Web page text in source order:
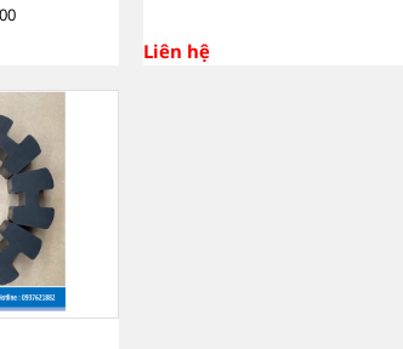
Liên hệ